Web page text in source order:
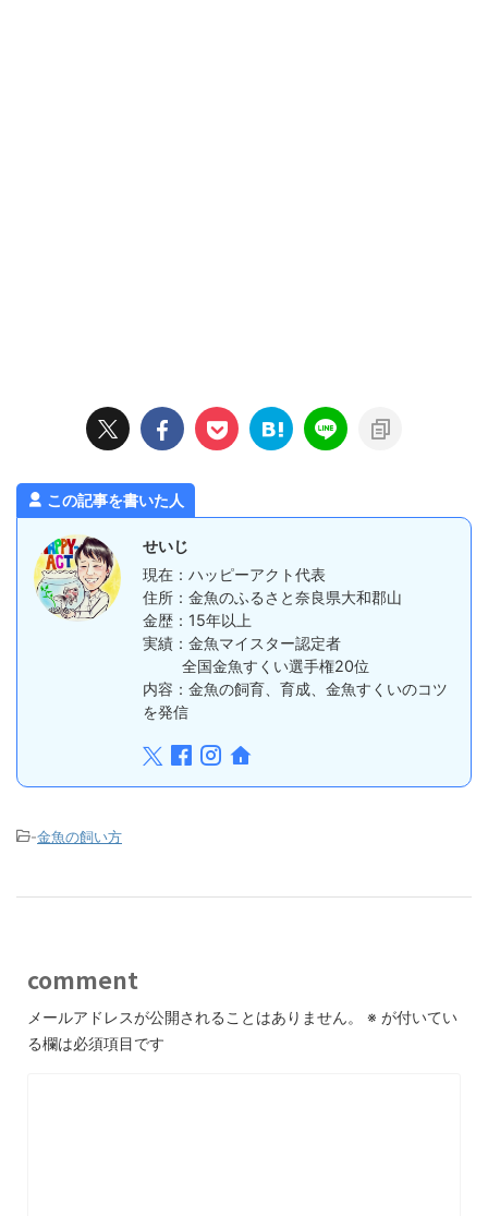
この記事を書いた人
せいじ
現在：ハッピーアクト代表
住所：金魚のふるさと奈良県大和郡山
金歴：15年以上
実績：金魚マイスター認定者
全国金魚すくい選手権20位
内容：金魚の飼育、育成、金魚すくいのコツ
を発信
-金魚の飼い方
comment
メールアドレスが公開されることはありません。 ※ が付いてい
る欄は必須項目です